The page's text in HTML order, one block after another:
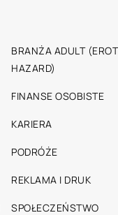
BRANŻA ADULT
HAZARD)
FINANSE OSOBISTE
KARIERA
PODRÓŻE
REKLAMA I DRUK
SPOŁECZEŃSTWO